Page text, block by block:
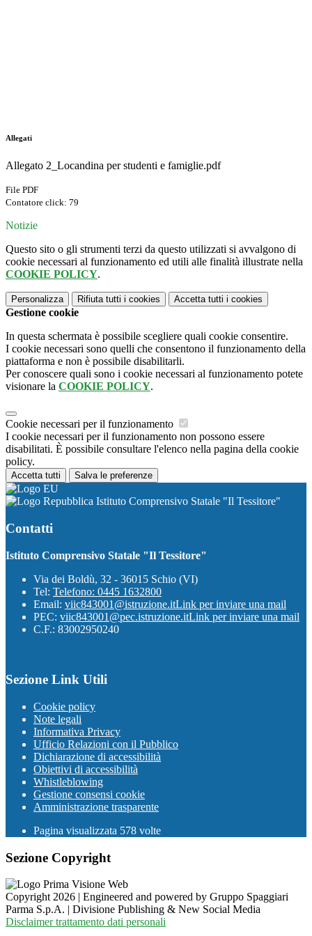
Allegati
Allegato 2_Locandina per studenti e famiglie.pdf
File PDF
Contatore click: 79
Notizie
Questo sito o gli strumenti terzi da questo utilizzati si avvalgono di
cookie necessari al funzionamento ed utili alle finalità illustrate nella
COOKIE POLICY.
Personalizza Rifiuta tutti i cookies Accetta tutti i cookies
Gestione cookie
In questa schermata è possibile scegliere quali cookie consentire.
I cookie necessari sono quelli che consentono il funzionamento della
piattaforma e non è possibile disabilitarli.
Per conoscere quali sono i cookie necessari al funzionamento potete
visionare la COOKIE POLICY.
Cookie necessari per il funzionamento
I cookie necessari per il funzionamento non possono essere
disabilitati. È possibile consultare l'elenco nella pagina della cookie
policy.
Accetta tutti Salva le preferenze
Istituto Comprensivo Statale "Il Tessitore"
Contatti
Istituto Comprensivo Statale "Il Tessitore"
Via dei Boldù, 32 - 36015 Schio (VI)
Tel: Telefono: 0445 1632800
Email: viic843001@istruzione.itLink per inviare una mail
PEC: viic843001@pec.istruzione.itLink per inviare una mail
C.F.: 83002950240
Sezione Link Utili
Cookie policy
Note legali
Informativa Privacy
Ufficio Relazioni con il Pubblico
Dichiarazione di accessibilità
Obiettivi di accessibilità
Whistleblowing
Gestione consensi cookie
Amministrazione trasparente
Pagina visualizzata 578 volte
Sezione Copyright
Copyright 2026 | Engineered and powered by Gruppo Spaggiari
Parma S.p.A. | Divisione Publishing & New Social Media
Disclaimer trattamento dati personali